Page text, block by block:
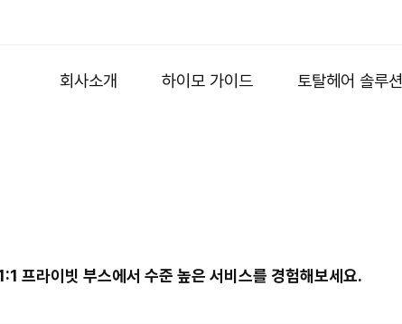
회사소개 하이모 가이드 토탈헤어 솔루션
프라이빗 부스에서 수준 높은 서비스를 경험해보세요.